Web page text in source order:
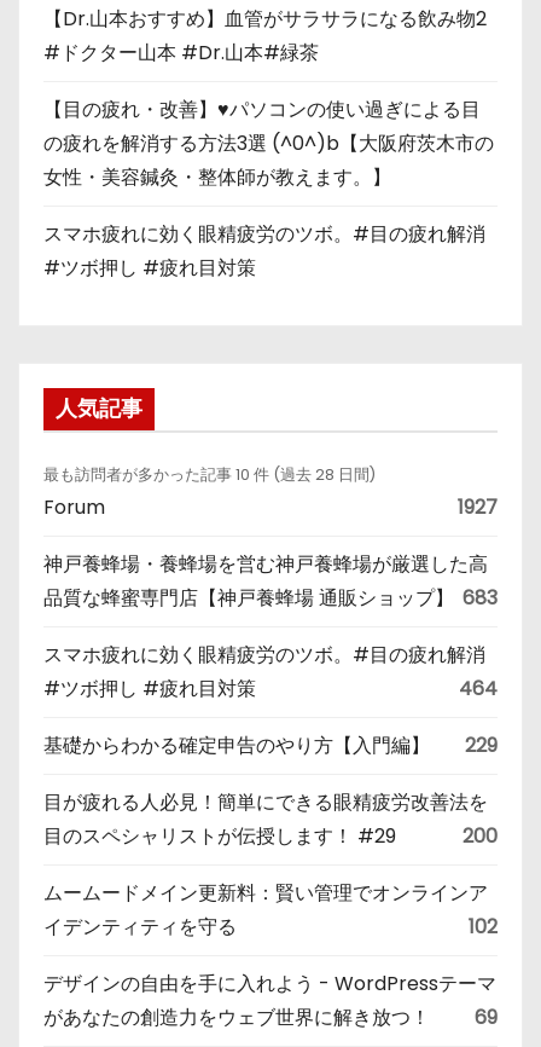
【Dr.山本おすすめ】血管がサラサラになる飲み物2
#ドクター山本 #Dr.山本#緑茶
【目の疲れ・改善】♥パソコンの使い過ぎによる目
の疲れを解消する方法3選 (^0^)b【大阪府茨木市の
女性・美容鍼灸・整体師が教えます。】
スマホ疲れに効く眼精疲労のツボ。#目の疲れ解消
#ツボ押し #疲れ目対策
人気記事
最も訪問者が多かった記事 10 件 (過去 28 日間)
Forum 1927
神戸養蜂場・養蜂場を営む神戸養蜂場が厳選した高
品質な蜂蜜専門店【神戸養蜂場 通販ショップ】
683
スマホ疲れに効く眼精疲労のツボ。#目の疲れ解消
#ツボ押し #疲れ目対策
464
基礎からわかる確定申告のやり方【入門編】 229
目が疲れる人必見！簡単にできる眼精疲労改善法を
目のスペシャリストが伝授します！ #29
200
ムームードメイン更新料：賢い管理でオンラインア
イデンティティを守る
102
デザインの自由を手に入れよう - WordPressテーマ
があなたの創造力をウェブ世界に解き放つ！
69